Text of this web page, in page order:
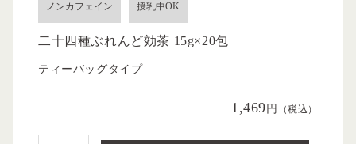
ノンカフェイン 授乳中OK
二十四種ぶれんど効茶 15g×20包
ティーバッグタイプ
1,469 円 （税込）